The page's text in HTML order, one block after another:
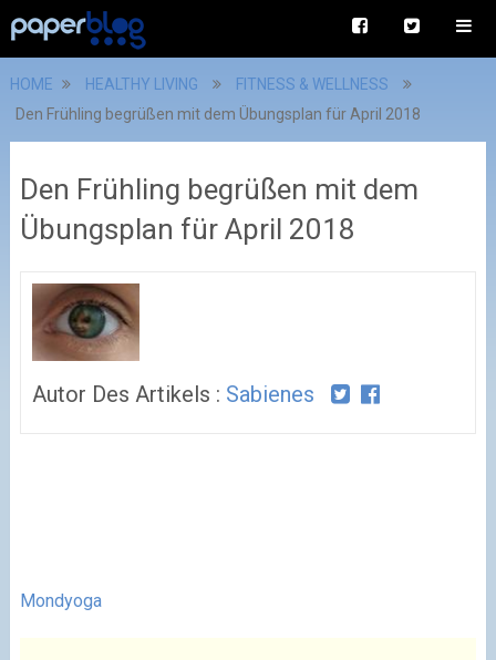
HOME HEALTHY LIVING
FITNESS & WELLNESS
Den Frühling begrüßen mit dem Übungsplan für April 2018
Den Frühling begrüßen mit dem
Übungsplan für April 2018
Autor Des Artikels : Sabienes
Mondyoga